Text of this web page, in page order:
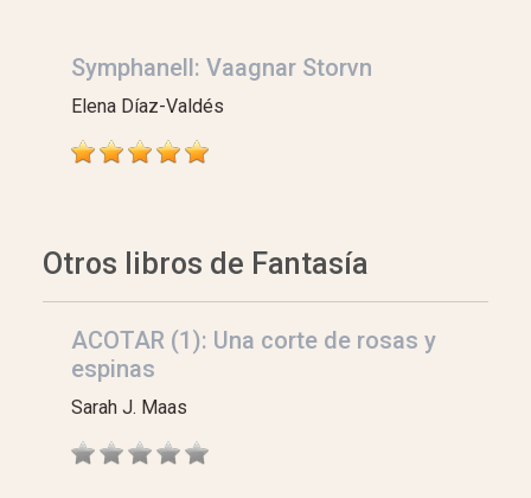
Symphanell: Vaagnar Storvn
Elena Díaz-Valdés
Otros libros de Fantasía
ACOTAR (1): Una corte de rosas y
espinas
Sarah J. Maas